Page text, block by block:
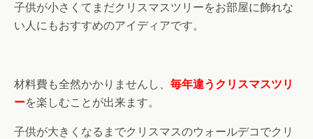
子供が小さくてまだクリスマスツリーをお部屋に飾れな
い人にもおすすめのアイディアです。
材料費も全然かかりませんし、 毎年違うクリスマスツリ
ーを楽しむことが出来ます。
子供が大きくなるまでクリスマスのウォールデコでクリ